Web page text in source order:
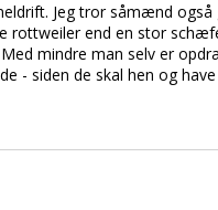
Jeg tror såmænd
end en stor
mindre man selv er
- siden de skal hen og